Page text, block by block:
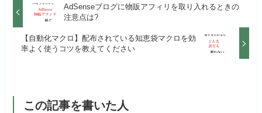
AdSenseブログに物販アフィリを取り入れるときの
注意点は?
【自動化マクロ】配布されている知恵袋マクロを効
率よく使うコツを教えてください
この記事を書いた人